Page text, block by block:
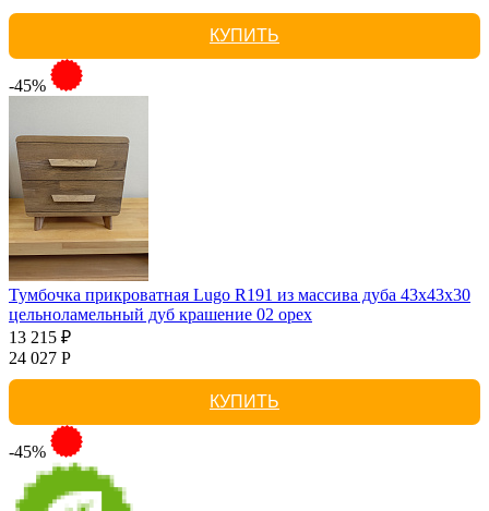
КУПИТЬ
-45%
Тумбочка прикроватная Lugo R191 из массива дуба 43х43х30
цельноламельный дуб крашение 02 орех
13 215 ₽
24 027 Р
КУПИТЬ
-45%